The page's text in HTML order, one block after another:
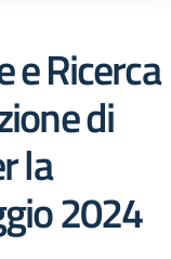
Ricerca
di
la
2024